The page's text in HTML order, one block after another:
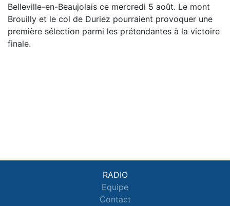
Belleville-en-Beaujolais ce mercredi 5 août. Le mont
Brouilly et le col de Duriez pourraient provoquer une
première sélection parmi les prétendantes à la victoire
finale.
RADIO
Equipe
Contact